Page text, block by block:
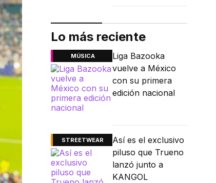
Lo más reciente
MÚSICA
Liga Bazooka
vuelve a México
con su primera
edición nacional
STREETWEAR
Así es el exclusivo
piluso que Trueno
lanzó junto a
KANGOL